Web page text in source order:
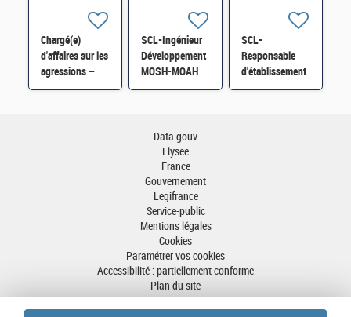
Chargé(e)
d'affaires sur les
agressions –
référent
SCL-Ingénieur
Développement
MOSH-MOAH
H/F
SCL-
Responsable
d'établissement
Paris H/F H/F
Data.gouv
Elysee
France
Gouvernement
Legifrance
Service-public
Mentions légales
Cookies
Paramétrer vos cookies
Accessibilité : partiellement conforme
Plan du site